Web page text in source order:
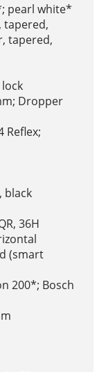
pearl white*
tapered,
tapered,
Dropper
Reflex;
black
36H
(smart
200*; Bosch